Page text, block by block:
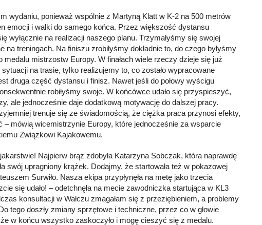
wydaniu, ponieważ wspólnie z Martyną Klatt w K-2 na 500 metrów
emocji i walki do samego końca. Przez większość dystansu
wyłącznie na realizacji naszego planu. Trzymałyśmy się swojej
treningach. Na finiszu zrobiłyśmy dokładnie to, do czego byłyśmy
mistrzostw Europy. W finałach wiele rzeczy dzieje się już
na trasie, tylko realizujemy to, co zostało wypracowane
druga część dystansu i finisz. Nawet jeśli do połowy wyścigu
robiłyśmy swoje. W końcówce udało się przyspieszyć,
ale jednocześnie daje dodatkową motywację do dalszej pracy.
trenuje się ze świadomością, że ciężka praca przynosi efekty,
mówią wicemistrzynie Europy, które jednocześnie za wsparcie
Związkowi Kajakowemu.
Najpierw brąz zdobyła Katarzyna Sobczak, która naprawdę
swój upragniony krążek. Dodajmy, że startowała też w pokazowej
Surwiło. Nasza ekipa przypłynęła na metę jako trzecia
się udało! – odetchnęła na mecie zawodniczka startująca w KL3
konsultacji w Wałczu zmagałam się z przeziębieniem, a problemy
tego doszły zmiany sprzętowe i techniczne, przez co w głowie
w końcu wszystko zaskoczyło i mogę cieszyć się z medalu.